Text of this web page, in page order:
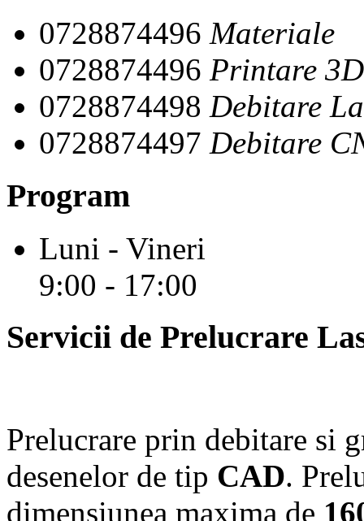
0728874496 Materiale
0728874496 Printare 3D
0728874498 Debitare
0728874497 Debitare
Program
Luni - Vineri
9:00 - 17:00
Servicii de Prelucrare
Prelucrare prin debitare si
desenelor de tip CAD.
dimensiunea maxima de